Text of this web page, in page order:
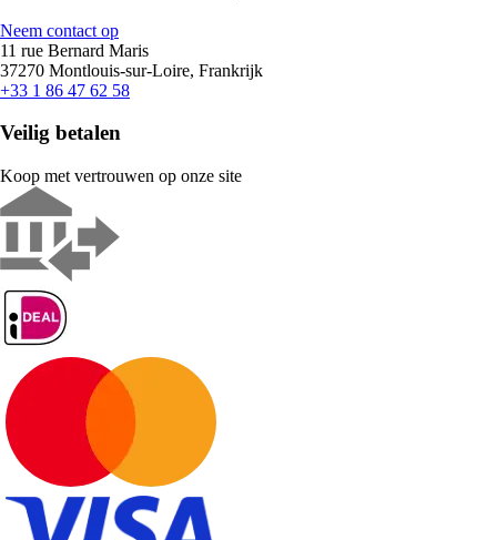
Neem contact op
11 rue Bernard Maris
37270 Montlouis-sur-Loire, Frankrijk
+33 1 86 47 62 58
Veilig betalen
Koop met vertrouwen op onze site